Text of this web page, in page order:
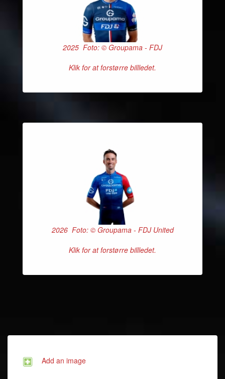
2025 Foto: © Groupama - FDJ
Klik for at forstørre billledet.
2026 Foto: © Groupama - FDJ United
Klik for at forstørre billledet.
Add an image